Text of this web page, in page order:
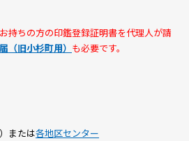
持ちの方の印鑑登録証明書を代理人が請
（旧小杉町用） も必要です。
または各地区センター